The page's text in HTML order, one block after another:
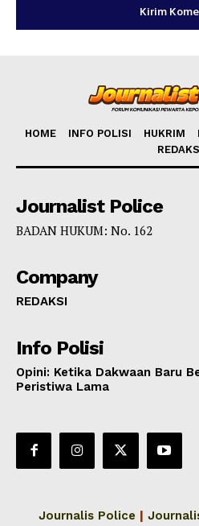
HOME INFO POLISI HUKRIM
Journalist Police
BADAN HUKUM: No. 162
Company
REDAKSI
Info Polisi
Opini: Ketika Dakwaan Baru
Peristiwa Lama
Journalis Police |